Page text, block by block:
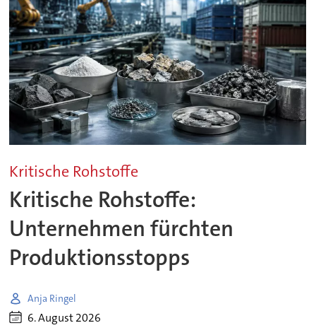
Kritische Rohstoffe
Kritische Rohstoffe:
Unternehmen fürchten
Produktionsstopps
Anja Ringel
6. August 2026